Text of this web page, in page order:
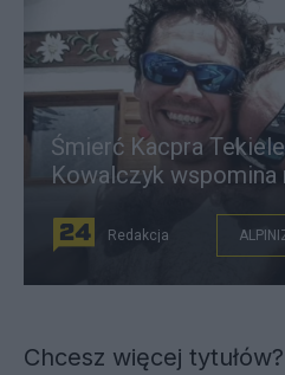
Śmierć Kacpra
Kowalczyk
Redakcja
Chcesz więcej tytułów?